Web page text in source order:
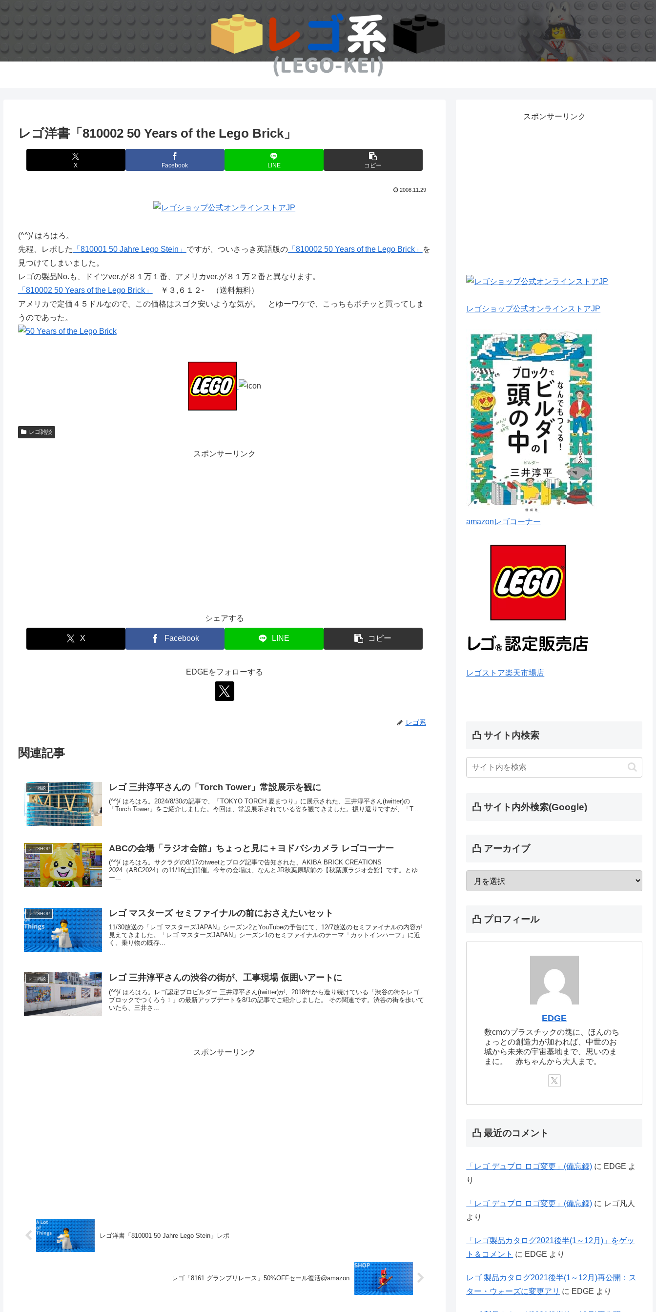
レゴ洋書「810002 50 Years of the Lego Brick」
X Facebook LINE コピー
2008.11.29
(^^)/ はろはろ。
先程、レポした
「810001 50 Jahre Lego Stein」 ですが、ついさっき英語版の「810002 50 Years of the Lego Brick」
を
見つけてしまいました。
レゴの製品No.も、ドイツver.が８１万１番、アメリカver.が８１万２番と異なります。
「810002 50 Years of the Lego Brick」
￥３,６１２- （送料無料）
アメリカで定価４５ドルなので、この価格はスゴク安いような気が。 とゆーワケで、こっちもポチッと買ってしま
うのであった。
レゴ雑談
スポンサーリンク
シェアする
X Facebook LINE コピー
EDGEをフォローする
レゴ系
関連記事
レゴ雑談 レゴ 三井淳平さんの「Torch Tower」常設展示を観に
(^^)/ はろはろ。2024/8/30の記事で、「TOKYO TORCH 夏まつり」に展示された、三井淳平さん(twitter)の
「Torch Tower」をご紹介しました。今回は、常設展示されている姿を観てきました。振り返りですが、「T...
レゴSHOP ABCの会場「ラジオ会館」ちょっと見に＋ヨドバシカメラ レゴコーナー
(^^)/ はろはろ。サクラグの8/17のtweetとブログ記事で告知された、AKIBA BRICK CREATIONS
2024（ABC2024）の11/16(土)開催。今年の会場は、なんとJR秋葉原駅前の【秋葉原ラジオ会館】です。とゆ
ー...
レゴSHOP レゴ マスターズ セミファイナルの前におさえたいセット
11/30放送の「レゴ マスターズJAPAN」シーズン2とYouTubeの予告にて、12/7放送のセミファイナルの内容が
見えてきました。「レゴ マスターズJAPAN」シーズン1のセミファイナルのテーマ「カットインハーフ」に近
く、乗り物の既存...
レゴ雑談 レゴ 三井淳平さんの渋谷の街が、工事現場 仮囲いアートに
(^^)/ はろはろ。レゴ認定プロビルダー 三井淳平さん(twitter)が、2018年から造り続けている「渋谷の街をレゴ
ブロックでつくろう！」の最新アップデートを8/1の記事でご紹介しました。 その関連です。渋谷の街を歩いて
いたら、三井さ...
スポンサーリンク
レゴ洋書「810001 50 Jahre Lego Stein」レポ
レゴ「8161 グランプリレース」50%OFFセール復活@amazon
スポンサーリンク
レゴショップ公式オンラインストアJP
amazonレゴコーナー
レゴストア楽天市場店
凸 サイト内検索
凸 サイト内外検索(Google)
凸 アーカイブ
凸 プロフィール
EDGE
数cmのプラスチックの塊に、ほんのち
ょっとの創造力が加われば、中世のお
城から未来の宇宙基地まで、思いのま
まに。 赤ちゃんから大人まで。
凸 最近のコメント
「レゴ デュプロ ロゴ変更」(備忘録) に EDGE よ
り
「レゴ デュプロ ロゴ変更」(備忘録) に レゴ凡人
より
「レゴ製品カタログ2021後半(1～12月)」をゲッ
ト＆コメント に EDGE より
レゴ 製品カタログ2021後半(1～12月)再公開：ス
ター・ウォーズに変更アリ に EDGE より